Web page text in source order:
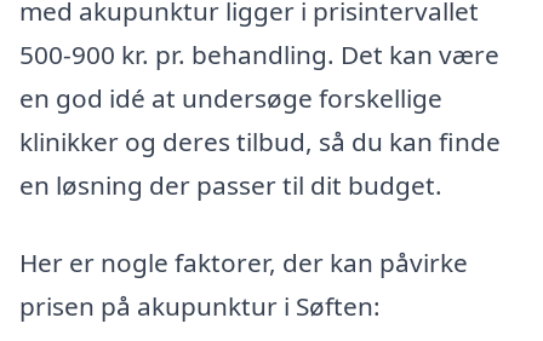
med akupunktur ligger i prisintervallet
500-900 kr. pr. behandling. Det kan være
en god idé at undersøge forskellige
klinikker og deres tilbud, så du kan finde
en løsning der passer til dit budget.
Her er nogle faktorer, der kan påvirke
prisen på akupunktur i Søften: